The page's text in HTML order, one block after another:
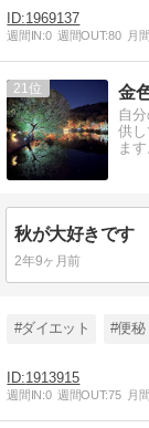
1969137
週間IN:0 週間OUT:80 月
21 金
自
供
ま
秋が大好きです
2年9ヶ月前
#ダイエット #便秘
1913915
週間IN:0 週間OUT:75 月